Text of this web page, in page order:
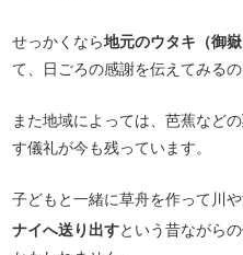
せっかくなら地元のウタキ（御
て、日ごろの感謝を伝えてみるの
また地域によっては、芭蕉などの
す儀礼が今も残っています。
子どもと一緒に草舟を作って川や
ナイへ送り出すという昔ながら